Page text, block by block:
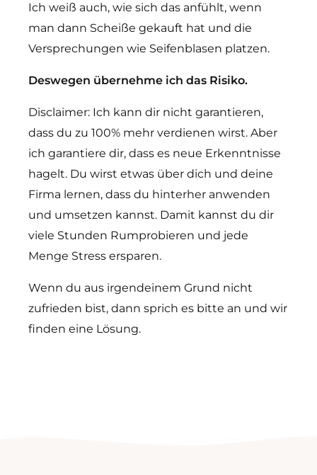
Ich weiß auch, wie sich das anfühlt, wenn
man dann Scheiße gekauft hat und die
Versprechungen wie Seifenblasen platzen.
Deswegen übernehme ich das Risiko.
Disclaimer: Ich kann dir nicht garantieren,
dass du zu 100% mehr verdienen wirst. Aber
ich garantiere dir, dass es neue Erkenntnisse
hagelt. Du wirst etwas über dich und deine
Firma lernen, dass du hinterher anwenden
und umsetzen kannst. Damit kannst du dir
viele Stunden Rumprobieren und jede
Menge Stress ersparen.
Wenn du aus irgendeinem Grund nicht
zufrieden bist, dann sprich es bitte an und wir
finden eine Lösung.